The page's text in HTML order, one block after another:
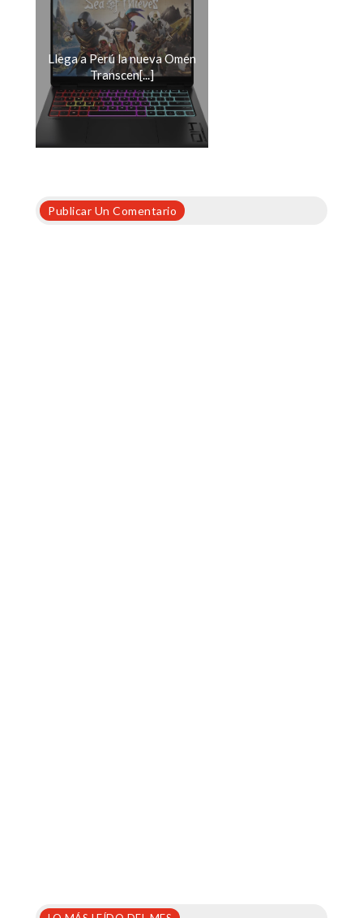
Llega a Perú la nueva Omen
Transcen[...]
Publicar Un Comentario